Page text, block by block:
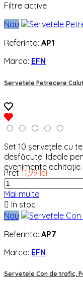
Filtre active
Nou
Referinta: AP1
Marca: EFN
Servetele Petrecere
Set 10 șervețele cu
desfăcute. Ideale
evenimente echitație.
Pret 11,99 lei
Mai multe
 In stoc
Nou
Referinta: AP7
Marca: EFN
Servetele Con de trafic,